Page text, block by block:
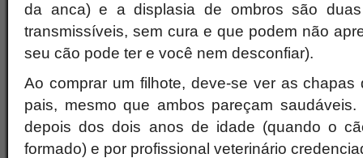
da anca) e a displasia de ombros são duas
transmissíveis, sem cura e que podem não
seu cão pode ter e você nem desconfiar).
Ao comprar um filhote, deve-se ver as
pais, mesmo que ambos pareçam
depois dos dois anos de idade (quando o
formado) e por profissional veterinário